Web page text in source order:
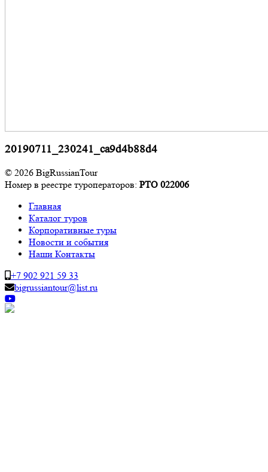
20190711_230241_ca9d4b88d4
© 2026 BigRussianTour
Номер в реестре туроператоров: РТО 022006
Главная
Каталог туров
Корпоративные туры
Новости и события
Наши Контакты
+7 902 921 59 33
bigrussiantour@list.ru